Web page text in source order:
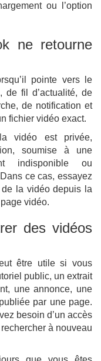
ou l’option
ne retourne
pointe vers le
de fil d’actualité, de
de notification et
fichier vidéo exact.
vidéo est privée,
soumise à une
indisponible ou
ce cas, essayez
de la vidéo depuis la
vidéo.
des vidéos
être utile si vous
public, un extrait
une annonce, une
par une page.
besoin d’un accès
à nouveau